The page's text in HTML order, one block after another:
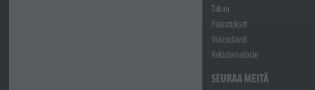
Takuu
Palautukset
Maksutavat
Rekisteriseloste
SEURAA MEITÄ